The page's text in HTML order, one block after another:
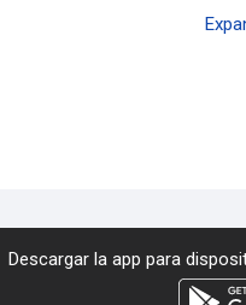
Descargar la app para